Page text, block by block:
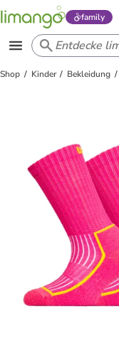
family
Shop Kinder Bekleidung